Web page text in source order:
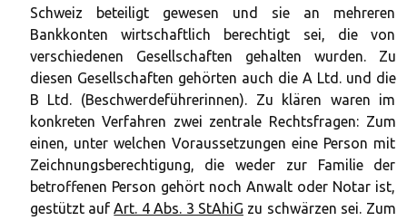
Schweiz beteiligt gewesen und sie an mehreren
Bankkonten wirtschaftlich berechtigt sei, die von
verschiedenen Gesellschaften gehalten wurden. Zu
diesen Gesellschaften gehörten auch die A Ltd. und die
B Ltd. (Beschwerdeführerinnen). Zu klären waren im
konkreten Verfahren zwei zentrale Rechtsfragen: Zum
einen, unter welchen Voraussetzungen eine Person mit
Zeichnungsberechtigung, die weder zur Familie der
betroffenen Person gehört noch Anwalt oder Notar ist,
gestützt aufArt. 4 Abs. 3 StAhiG zu schwärzen sei. Zum